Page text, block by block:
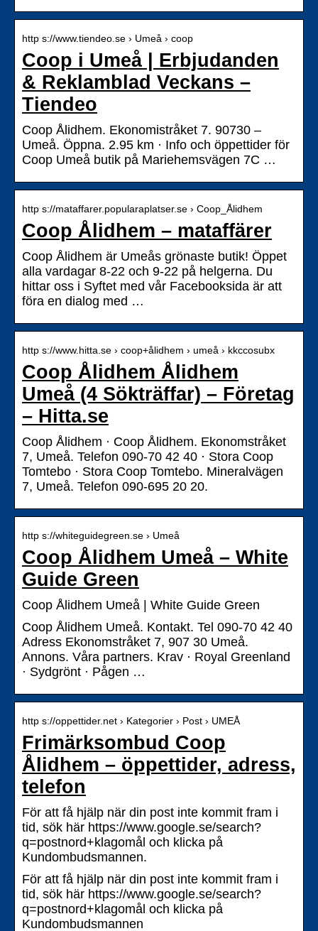
http s://www.tiendeo.se › Umeå › coop
Coop i Umeå | Erbjudanden
& Reklamblad Veckans –
Tiendeo
Coop Ålidhem. Ekonomistråket 7. 90730 –
Umeå. Öppna. 2.95 km · Info och öppettider för
Coop Umeå butik på Mariehemsvägen 7C …
http s://mataffarer.popularaplatser.se › Coop_Ålidhem
Coop Ålidhem – mataffärer
Coop Ålidhem är Umeås grönaste butik! Öppet
alla vardagar 8-22 och 9-22 på helgerna. Du
hittar oss i Syftet med vår Facebooksida är att
föra en dialog med …
http s://www.hitta.se › coop+ålidhem › umeå › kkccosubx
Coop Ålidhem Ålidhem
Umeå (4 Sökträffar) – Företag
– Hitta.se
Coop Ålidhem · Coop Ålidhem. Ekonomstråket
7, Umeå. Telefon 090-70 42 40 · Stora Coop
Tomtebo · Stora Coop Tomtebo. Mineralvägen
7, Umeå. Telefon 090-695 20 20.
http s://whiteguidegreen.se › Umeå
Coop Ålidhem Umeå – White
Guide Green
Coop Ålidhem Umeå | White Guide Green
Coop Ålidhem Umeå. Kontakt. Tel 090-70 42 40
Adress Ekonomstråket 7, 907 30 Umeå.
Annons. Våra partners. Krav · Royal Greenland
· Sydgrönt · Pågen …
http s://oppettider.net › Kategorier › Post › UMEÅ
Frimärksombud Coop
Ålidhem – öppettider, adress,
telefon
För att få hjälp när din post inte kommit fram i
tid, sök här https://www.google.se/search?
q=postnord+klagomål och klicka på
Kundombudsmannen.
För att få hjälp när din post inte kommit fram i
tid, sök här https://www.google.se/search?
q=postnord+klagomål och klicka på
Kundombudsmannen